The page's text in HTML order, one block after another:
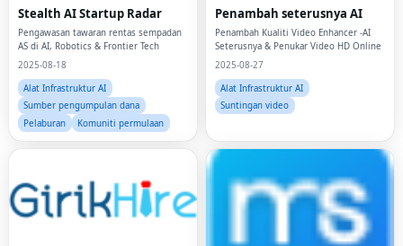
Stealth AI Startup Radar
Pengawasan tawaran rentas sempadan
AS di AI, Robotics & Frontier Tech
2025-08-18
Alat Infrastruktur AI
Sumber pengumpulan dana
Pelaburan
Komuniti permulaan
Penambah seterusnya AI
Penambah Kualiti Video Enhancer -AI
Seterusnya & Penukar Video HD Online
2025-08-27
Alat Infrastruktur AI
Suntingan video